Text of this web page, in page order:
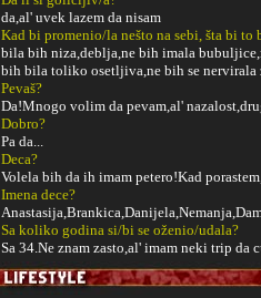
da,al' uvek lazem da nisam
Kad bi promenio/la nešto na sebi, šta bi to
bila bih niza,deblja,ne bih imala
bih bila toliko osetljiva,ne bih se nervirala
Pevaš?
Da!Mnogo volim da pevam,al'
Dobro?
Pa da...
Deca?
Volela bih da ih imam petero!Kad
Imena dece?
Sa koliko godina si/bi se oženio/udala?
Sa 34.Ne znam zasto,al' imam neki trip da